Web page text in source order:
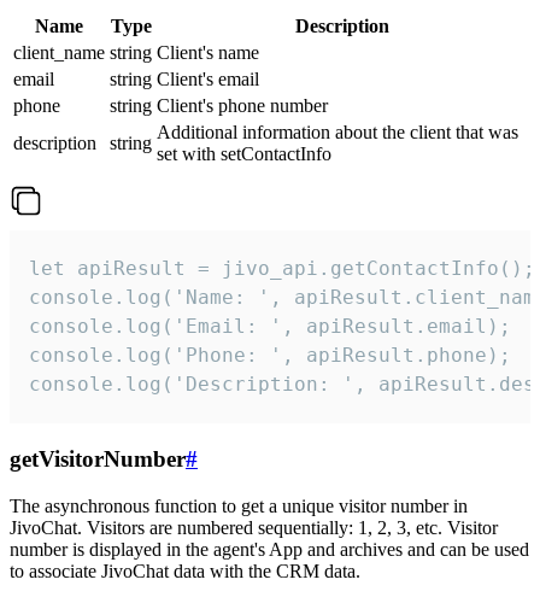
Name Type
Description
client_name string Client's name
email
string Client's email
phone
string Client's phone number
description
string
Additional information about the client that was
set with setContactInfo
let apiResult = jivo_api.getContactInfo();
console.log('Name: ',
console.log('Email: ', apiResult.email);
console.log('Phone: ', apiResult.phone);
console.log('Description: ',
getVisitorNumber#
The asynchronous function to get a unique visitor number in
JivoChat. Visitors are numbered sequentially: 1, 2, 3, etc. Visitor
number is displayed in the agent's App and archives and can be used
to associate JivoChat data with the CRM data.